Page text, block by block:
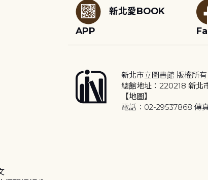
新北愛BOOK
APP
新北市立圖書館 版權所有
總館地址：220218 新北
【地圖】
電話：02-29537868 傳